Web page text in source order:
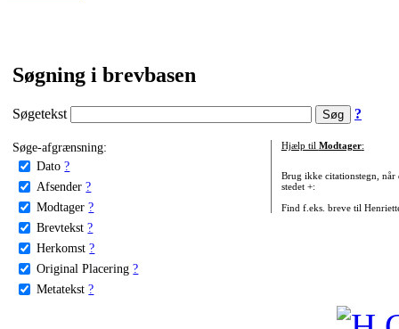
Søgning i brevbasen
Søgetekst ?
Søge-afgrænsning:
Dato ?
Afsender ?
Modtager ?
Brevtekst ?
Herkomst ?
Original Placering ?
Metatekst ?
Hjælp til Modtager:
Brug ikke citationstegn, når
stedet +:
Find f.eks. breve til